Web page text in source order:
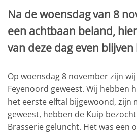
Na de woensdag van 8
een achtbaan beland,
van deze dag even blijven
Op woensdag 8 november zijn
Feyenoord geweest. Wij hebben
het eerste elftal bijgewoond, zijn
geweest, hebben de Kuip
Brasserie geluncht. Het was een